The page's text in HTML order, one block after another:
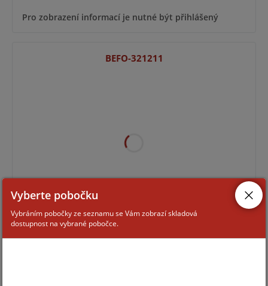
Pro zobrazení informací je nutné být přihlášený
BEFO-321211
Pro zobrazení informací je nutné být přihlášený
Vyberte pobočku
Vybráním pobočky ze seznamu se Vám zobrazí skladová
dostupnost na vybrané pobočce.